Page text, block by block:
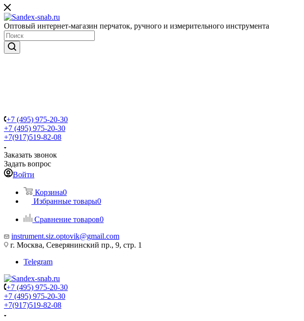
Оптовый интернет-магазин перчаток, ручного и измерительного инструмента
+7 (495) 975-20-30
+7 (495) 975-20-30
+7(917)519-82-08
Заказать звонок
Задать вопрос
Войти
Корзина0
Избранные товары0
Сравнение товаров0
instrument.siz.optovik@gmail.com
г. Москва, Северянинский пр., 9, стр. 1
Telegram
+7 (495) 975-20-30
+7 (495) 975-20-30
+7(917)519-82-08